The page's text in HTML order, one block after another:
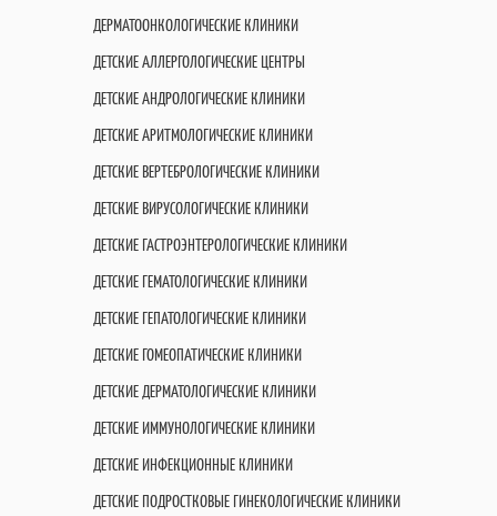
ДЕРМАТООНКОЛОГИЧЕСКИЕ КЛИНИКИ
ДЕТСКИЕ АЛЛЕРГОЛОГИЧЕСКИЕ ЦЕНТРЫ
ДЕТСКИЕ АНДРОЛОГИЧЕСКИЕ КЛИНИКИ
ДЕТСКИЕ АРИТМОЛОГИЧЕСКИЕ КЛИНИКИ
ДЕТСКИЕ ВЕРТЕБРОЛОГИЧЕСКИЕ КЛИНИКИ
ДЕТСКИЕ ВИРУСОЛОГИЧЕСКИЕ КЛИНИКИ
ДЕТСКИЕ ГАСТРОЭНТЕРОЛОГИЧЕСКИЕ КЛИНИКИ
ДЕТСКИЕ ГЕМАТОЛОГИЧЕСКИЕ КЛИНИКИ
ДЕТСКИЕ ГЕПАТОЛОГИЧЕСКИЕ КЛИНИКИ
ДЕТСКИЕ ГОМЕОПАТИЧЕСКИЕ КЛИНИКИ
ДЕТСКИЕ ДЕРМАТОЛОГИЧЕСКИЕ КЛИНИКИ
ДЕТСКИЕ ИММУНОЛОГИЧЕСКИЕ КЛИНИКИ
ДЕТСКИЕ ИНФЕКЦИОННЫЕ КЛИНИКИ
ДЕТСКИЕ ПОДРОСТКОВЫЕ ГИНЕКОЛОГИЧЕСКИЕ КЛИНИКИ